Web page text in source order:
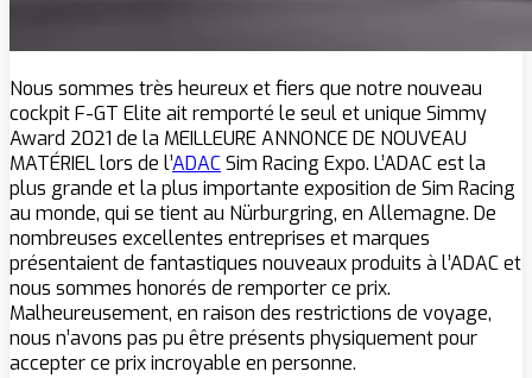
Nous sommes très heureux et fiers que notre nouveau
cockpit F-GT Elite ait remporté le seul et unique Simmy
Award 2021 de la MEILLEURE ANNONCE DE NOUVEAU
MATÉRIEL lors de l’ADACSim Racing Expo. L’ADAC est la
plus grande et la plus importante exposition de Sim Racing
au monde, qui se tient au Nürburgring, en Allemagne. De
nombreuses excellentes entreprises et marques
présentaient de fantastiques nouveaux produits à l’ADAC et
nous sommes honorés de remporter ce prix.
Malheureusement, en raison des restrictions de voyage,
nous n’avons pas pu être présents physiquement pour
accepter ce prix incroyable en personne.